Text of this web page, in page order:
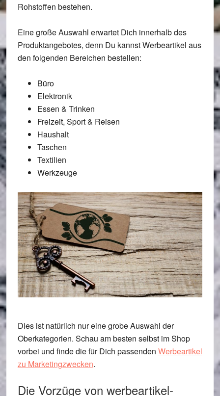
Rohstoffen bestehen.
Eine große Auswahl erwartet Dich innerhalb des
Produktangebotes, denn Du kannst Werbeartikel aus
den folgenden Bereichen bestellen:
Büro
Elektronik
Essen & Trinken
Freizeit, Sport & Reisen
Haushalt
Taschen
Textilien
Werkzeuge
Dies ist natürlich nur eine grobe Auswahl der
Oberkategorien. Schau am besten selbst im Shop
vorbei und finde die für Dich passenden Werbeartikel
zu Marketingzwecken.
Die Vorzüge von werbeartikel-